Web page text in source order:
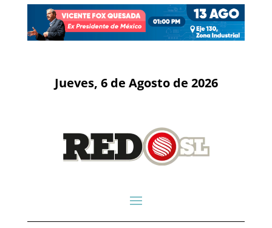
Jueves, 6 de Agosto de 2026